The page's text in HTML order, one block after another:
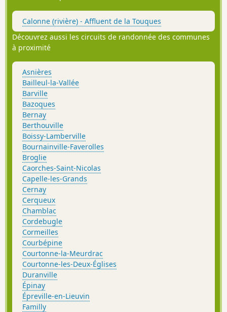
Calonne (rivière) - Affluent de la Touques
Découvrez aussi les circuits de randonnée des communes
à proximité
Asnières
Bailleul-la-Vallée
Barville
Bazoques
Bernay
Berthouville
Boissy-Lamberville
Bournainville-Faverolles
Broglie
Caorches-Saint-Nicolas
Capelle-les-Grands
Cernay
Cerqueux
Chamblac
Cordebugle
Cormeilles
Courbépine
Courtonne-la-Meurdrac
Courtonne-les-Deux-Églises
Duranville
Épinay
Épreville-en-Lieuvin
Familly